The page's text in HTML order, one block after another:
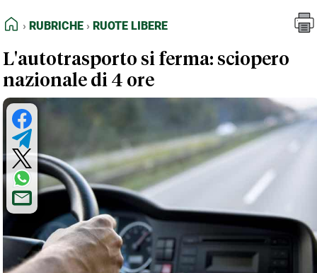
FEED RSS
NORMATIVE DEONTOLOGICHE
TERMINI e CONDIZIONI
Rubriche
Ruote Libere
HOME
RUBRICHE RUOTE LIBERE
L'autotrasporto si ferma: sciopero
nazionale di 4 ore